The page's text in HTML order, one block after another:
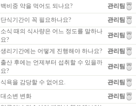
백비중 약을 먹어도 되나요? 관리팀
단식기간이 꼭 필요하나요? 관리팀
소식 때의 식사량은 어느 정도를 말하나
요?
관리팀
생리기간에는 어떻게 진행해야 하나요? 관리팀
출산 후에는 언제부터 섭취할 수 있을까
요?
관리팀
식욕을 감당할 수 없어요. 관리팀
대소변 변화 관리팀